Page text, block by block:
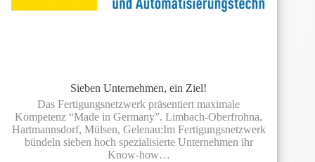
Sieben Unternehmen, ein Ziel!
Das Fertigungsnetzwerk präsentiert maximale
Kompetenz “Made in Germany”. Limbach-Oberfrohna,
Hartmannsdorf, Mülsen, Gelenau:Im Fertigungsnetzwerk
bündeln sieben hoch spezialisierte Unternehmen ihr
Know-how…